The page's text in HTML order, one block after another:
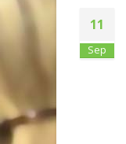
11
Sep